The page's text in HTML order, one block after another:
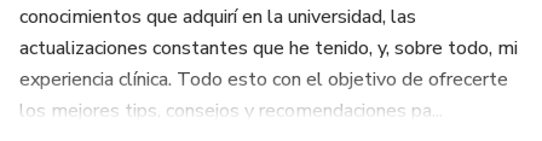
conocimientos que adquirí en la universidad, las
actualizaciones constantes que he tenido, y, sobre todo, mi
experiencia clínica. Todo esto con el objetivo de ofrecerte
los mejores tips, consejos y recomendaciones pa...